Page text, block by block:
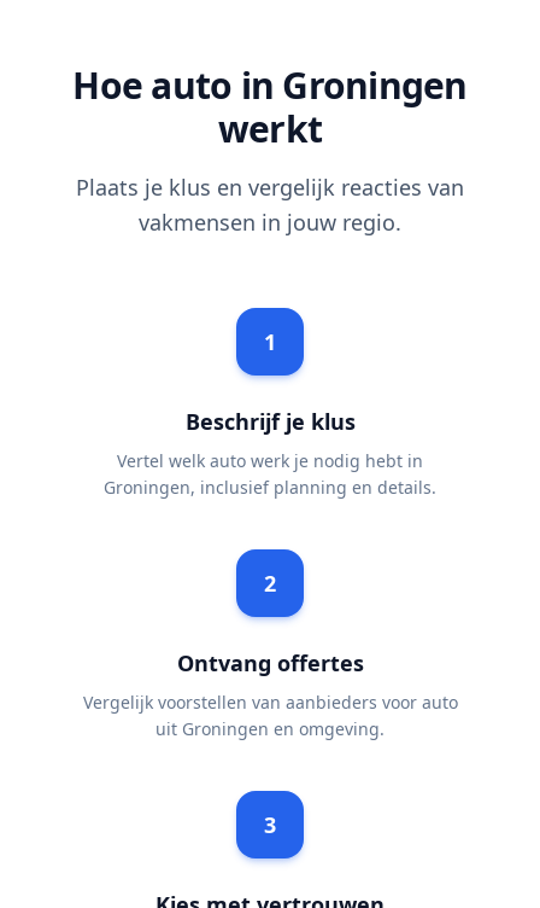
Hoe auto in Groningen
werkt
Plaats je klus en vergelijk reacties van
vakmensen in jouw regio.
1
Beschrijf je klus
Vertel welk auto werk je nodig hebt in
Groningen, inclusief planning en details.
2
Ontvang offertes
Vergelijk voorstellen van aanbieders voor auto
uit Groningen en omgeving.
3